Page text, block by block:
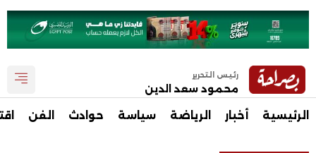
رئيس التحرير
محمود سعد الدين
الرئيسية أخبار الرياضة سياسة حوادث الفن